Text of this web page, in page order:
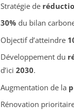
Stratégie de
30% du bilan
Objectif d’atteindre
Développement du
d’ici 2030.
Augmentation de la
Rénovation